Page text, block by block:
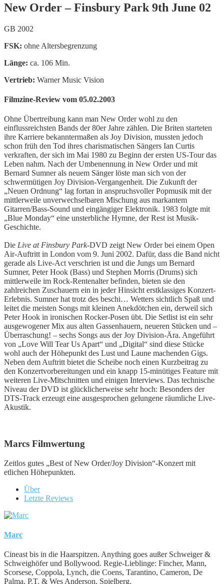
New Order – Finsbury Park 9th June 02
GB 2002
FSK: ohne Altersbegrenzung
Länge: ca. 106 Min.
Vertrieb: Warner Music Vision
Filmzine-Review vom 05.02.2003
Ohne Übertreibung kann man New Order wohl zu den
einflussreichsten Bands der 80er Jahre zählen. Die Briten starteten
ihre Karriere bekanntermaßen als Joy Division, mussten jedoch
schon früh den Tod ihres charismatischen Sängers Ian Curtis
verkraften, der sich im Mai 1980 zu Beginn der ersten US-Tour das
Leben nahm. Nach der Umbenennung in New Order und mit
Bernard Sumner als neuem Sänger löste man sich von der
schwermütigen Joy Division-Vergangenheit. Die Zukunft der
„Neuen Ordnung“ lag fortan in anspruchsvoller Popmusik mit der
mittlerweile unverwechselbaren Mischung aus markantem
Gitarren/Bass-Sound und eingängiger Elektronik. 1983 folgte mit
„Blue Monday“ eine unsterbliche Hymne, der Rest ist Musik-
Geschichte.
Die Live at Finsbury Park-DVD zeigt New Order bei einem Open
Air-Auftritt in London vom 9. Juni 2002. Dafür, dass die Band nicht
gerade als Live-Act verschrien ist und die Jungs um Bernard
Sumner, Peter Hook (Bass) und Stephen Morris (Drums) sich
mittlerweile im Rock-Rentenalter befinden, bieten sie den
zahlreichen Zuschauern ein in jeder Hinsicht erstklassiges Konzert-
Erlebnis. Sumner hat trotz des beschi… Wetters sichtlich Spaß und
leitet die meisten Songs mit kleinen Anekdötchen ein, derweil sich
Peter Hook in ironischen Rocker-Posen übt. Die Setlist ist ein sehr
ausgewogener Mix aus alten Gassenhauern, neueren Stücken und –
Überraschung! – sechs Songs aus der Joy Division-Ära. Angeführt
von „Love Will Tear Us Apart“ und „Digital“ sind diese Stücke
wohl auch der Höhepunkt des Lust und Laune machenden Gigs.
Neben dem Auftritt bietet die Scheibe noch einen Kurzbeitrag zu
den Konzertvorbereitungen und ein knapp 15-minütiges Feature mit
weiteren Live-Mitschnitten und einigen Interviews. Das technische
Niveau der DVD ist glücklicherweise sehr hoch: Besonders der
DTS-Track erzeugt eine ausgesprochen gelungene räumliche Live-
Akustik.
Marcs Filmwertung
Zeitlos gutes „Best of New Order/Joy Division“-Konzert mit
etlichen Höhepunkten.
Über
Letzte Reviews
Marc
Cineast bis in die Haarspitzen. Anything goes außer Schweiger &
Schweighöfer und Bollywood. Regie-Lieblinge: Fincher, Mann,
Scorsese, Coppola, Lynch, die Coens, Tarantino, Cameron, De
Palma, P.T. & Wes Anderson, Spielberg.